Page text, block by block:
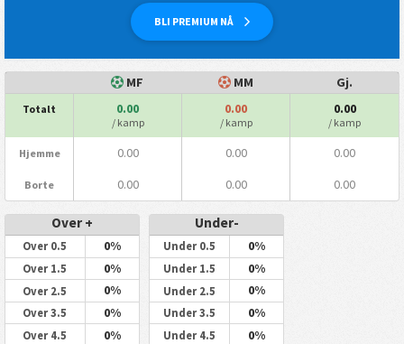
BLI PREMIUM NÅ
MF MM Gj.
Totalt 0.00
/ kamp
0.00
/ kamp
0.00
/ kamp
Hjemme 0.00 0.00 0.00
Borte 0.00 0.00 0.00
Over +
Over 0.5 0%
Over 1.5 0%
Over 2.5 0%
Over 3.5 0%
Over 4.5 0%
Under-
Under 0.5 0%
Under 1.5 0%
Under 2.5 0%
Under 3.5 0%
Under 4.5 0%